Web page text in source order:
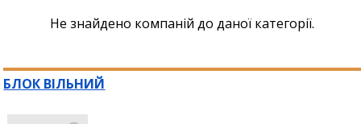
Не знайдено компаній до даної категорії.
БЛОК ВІЛЬНИЙ